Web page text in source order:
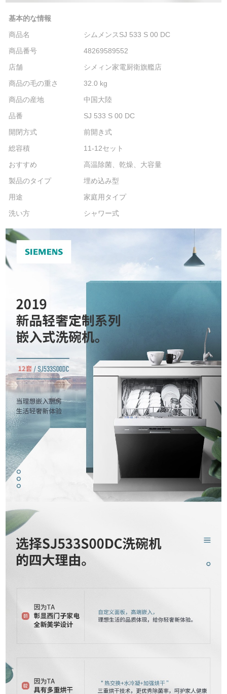
基本的な情報
商品名
シムメンスSJ 533 S 00 DC
商品番号
48269589552
店舗
シメィン家電厨衛旗艦店
商品の毛の重さ
32.0 kg
商品の産地
中国大陸
品番
SJ 533 S 00 DC
開閉方式
前開き式
総容積
11-12セット
おすすめ
高温除菌、乾燥、大容量
製品のタイプ
埋め込み型
用途
家庭用タイプ
洗い方
シャワー式